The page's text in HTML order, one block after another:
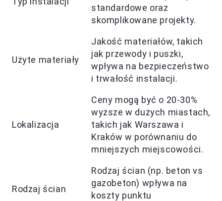
standardowe oraz
skomplikowane projekty.
Użyte materiały
Jakość materiałów, takich
jak przewody i puszki,
wpływa na bezpieczeństwo
i trwałość instalacji.
Lokalizacja
Ceny mogą być o 20-30%
wyższe w dużych miastach,
takich jak Warszawa i
Kraków w porównaniu do
mniejszych miejscowości.
Rodzaj ścian
Rodzaj ścian (np. beton vs
gazobeton) wpływa na
koszty punktu